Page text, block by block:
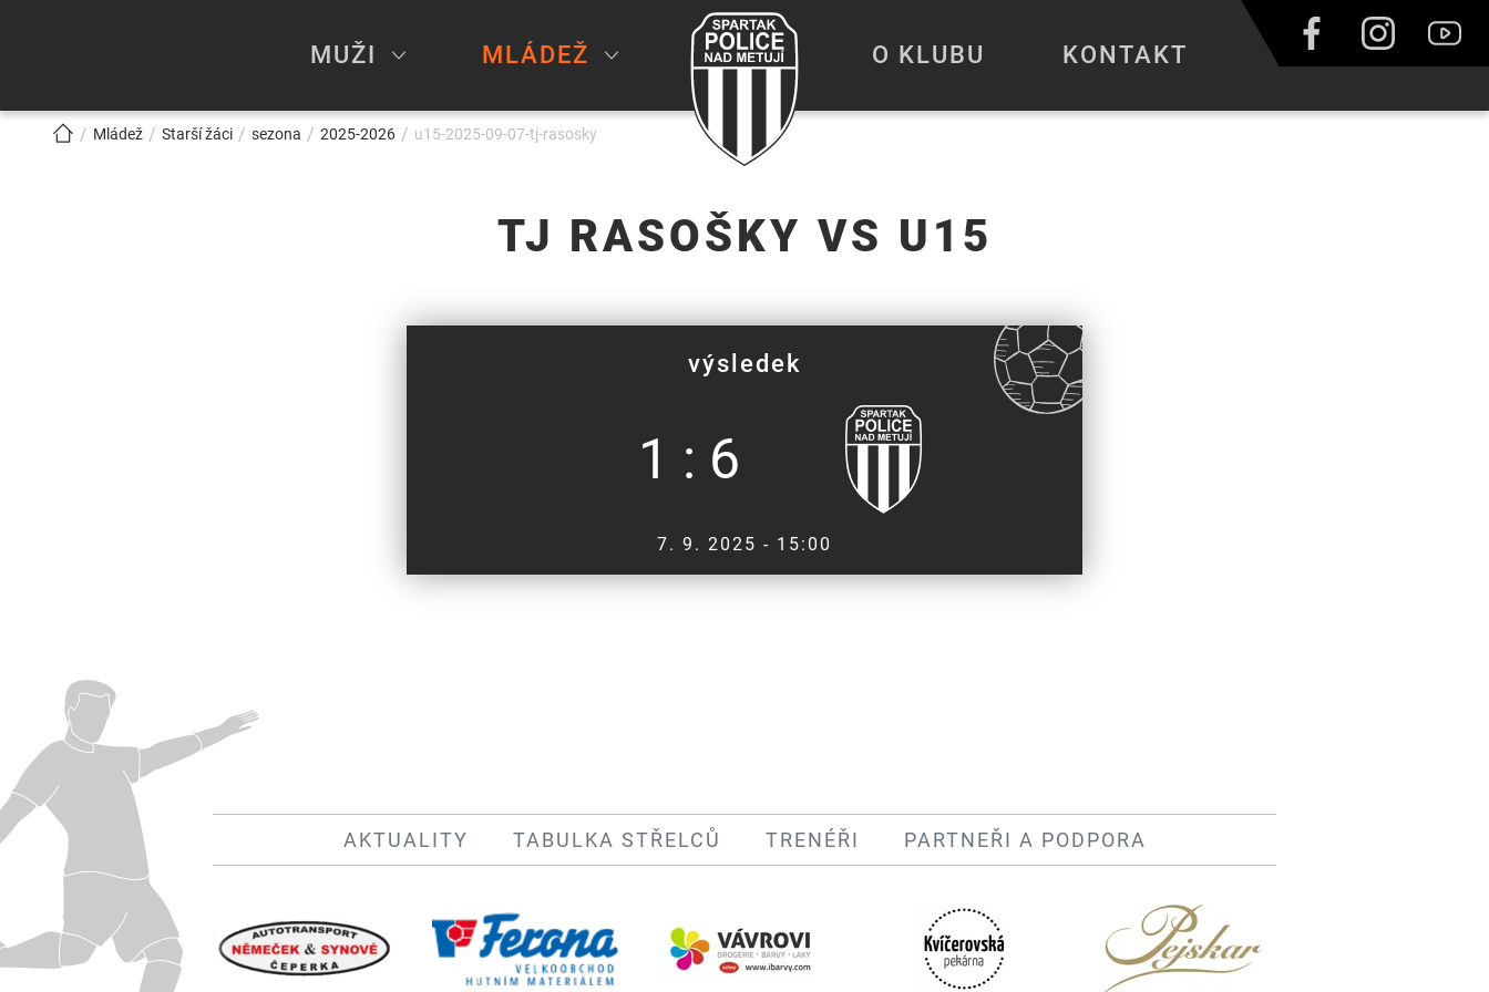
MUŽI MLÁDEŽ O KLUBU KONTAKT
!!!BREADCRUMB!!!
Mládež Starší žáci sezona 2025-2026 u15-2025-09-07-tj-rasosky
TJ RASOŠKY VS U15
výsledek
1 : 6
7. 9. 2025 - 15:00
AKTUALITY TABULKA STŘELCŮ TRENÉŘI PARTNEŘI A PODPORA